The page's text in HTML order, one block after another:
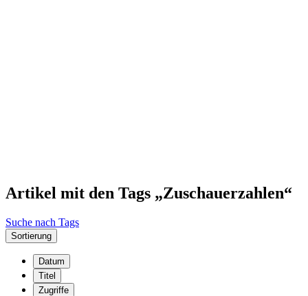
Artikel mit den Tags „Zuschauerzahlen“
Suche nach Tags
Sortierung
Datum
Titel
Zugriffe